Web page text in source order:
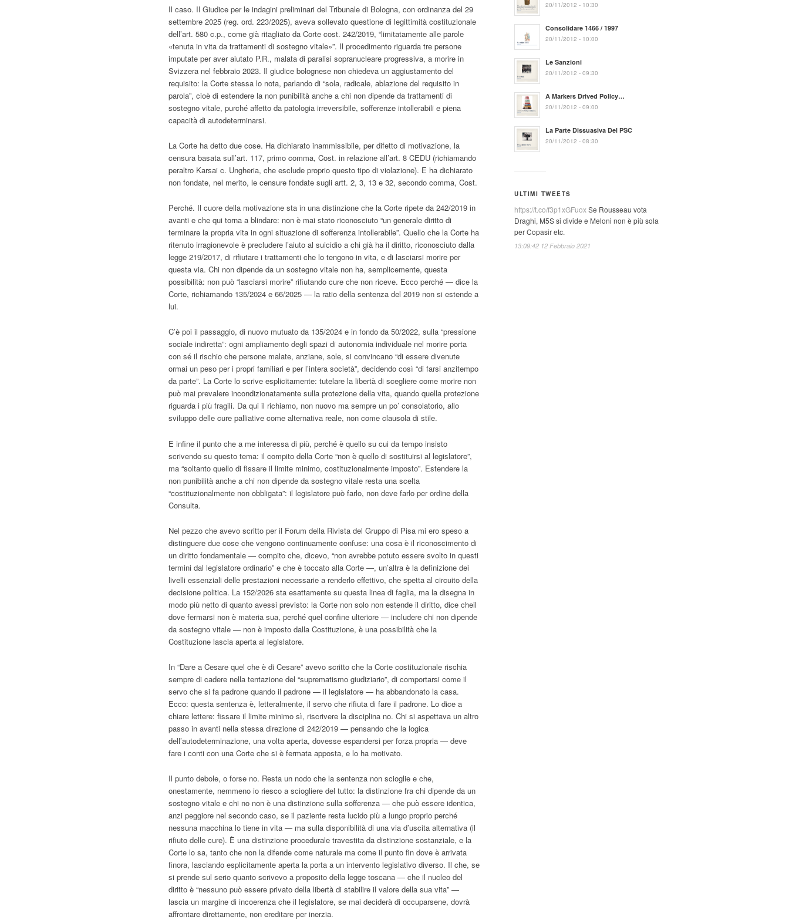
Il caso. Il Giudice per le indagini preliminari del Tribunale di Bologna, con ordinanza del 29
settembre 2025 (reg. ord. 223/2025), aveva sollevato questione di legittimità costituzionale
dell’art. 580 c.p., come già ritagliato da Corte cost. 242/2019, “limitatamente alle parole
«tenuta in vita da trattamenti di sostegno vitale»”. Il procedimento riguarda tre persone
imputate per aver aiutato P.R., malata di paralisi sopranucleare progressiva, a morire in
Svizzera nel febbraio 2023. Il giudice bolognese non chiedeva un aggiustamento del
requisito: la Corte stessa lo nota, parlando di “sola, radicale, ablazione del requisito in
parola”, cioè di estendere la non punibilità anche a chi non dipende da trattamenti di
sostegno vitale, purché affetto da patologia irreversibile, sofferenze intollerabili e piena
capacità di autodeterminarsi.
La Corte ha detto due cose. Ha dichiarato inammissibile, per difetto di motivazione, la
censura basata sull’art. 117, primo comma, Cost. in relazione all’art. 8 CEDU (richiamando
peraltro Karsai c. Ungheria, che esclude proprio questo tipo di violazione). E ha dichiarato
non fondate, nel merito, le censure fondate sugli artt. 2, 3, 13 e 32, secondo comma, Cost.
Perché. Il cuore della motivazione sta in una distinzione che la Corte ripete da 242/2019 in
avanti e che qui torna a blindare: non è mai stato riconosciuto “un generale diritto di
terminare la propria vita in ogni situazione di sofferenza intollerabile”. Quello che la Corte ha
ritenuto irragionevole è precludere l’aiuto al suicidio a chi già ha il diritto, riconosciuto dalla
legge 219/2017, di rifiutare i trattamenti che lo tengono in vita, e di lasciarsi morire per
questa via. Chi non dipende da un sostegno vitale non ha, semplicemente, questa
possibilità: non può “lasciarsi morire” rifiutando cure che non riceve. Ecco perché — dice la
Corte, richiamando 135/2024 e 66/2025 — la ratio della sentenza del 2019 non si estende a
lui.
C’è poi il passaggio, di nuovo mutuato da 135/2024 e in fondo da 50/2022, sulla “pressione
sociale indiretta”: ogni ampliamento degli spazi di autonomia individuale nel morire porta
con sé il rischio che persone malate, anziane, sole, si convincano “di essere divenute
ormai un peso per i propri familiari e per l’intera società”, decidendo così “di farsi anzitempo
da parte”. La Corte lo scrive esplicitamente: tutelare la libertà di scegliere come morire non
può mai prevalere incondizionatamente sulla protezione della vita, quando quella protezione
riguarda i più fragili. Da qui il richiamo, non nuovo ma sempre un po’ consolatorio, allo
sviluppo delle cure palliative come alternativa reale, non come clausola di stile.
E infine il punto che a me interessa di più, perché è quello su cui da tempo insisto
scrivendo su questo tema: il compito della Corte “non è quello di sostituirsi al legislatore”,
ma “soltanto quello di fissare il limite minimo, costituzionalmente imposto”. Estendere la
non punibilità anche a chi non dipende da sostegno vitale resta una scelta
“costituzionalmente non obbligata”: il legislatore può farlo, non deve farlo per ordine della
Consulta.
Nel pezzo che avevo scritto per il Forum della Rivista del Gruppo di Pisa mi ero speso a
distinguere due cose che vengono continuamente confuse: una cosa è il riconoscimento di
un diritto fondamentale — compito che, dicevo, “non avrebbe potuto essere svolto in questi
termini dal legislatore ordinario” e che è toccato alla Corte —, un’altra è la definizione dei
livelli essenziali delle prestazioni necessarie a renderlo effettivo, che spetta al circuito della
decisione politica. La 152/2026 sta esattamente su questa linea di faglia, ma la disegna in
modo più netto di quanto avessi previsto: la Corte non solo non estende il diritto, dice cheil
dove fermarsi non è materia sua, perché quel confine ulteriore — includere chi non dipende
da sostegno vitale — non è imposto dalla Costituzione, è una possibilità che la
Costituzione lascia aperta al legislatore.
In “Dare a Cesare quel che è di Cesare” avevo scritto che la Corte costituzionale rischia
sempre di cadere nella tentazione del “suprematismo giudiziario”, di comportarsi come il
servo che si fa padrone quando il padrone — il legislatore — ha abbandonato la casa.
Ecco: questa sentenza è, letteralmente, il servo che rifiuta di fare il padrone. Lo dice a
chiare lettere: fissare il limite minimo sì, riscrivere la disciplina no. Chi si aspettava un altro
passo in avanti nella stessa direzione di 242/2019 — pensando che la logica
dell’autodeterminazione, una volta aperta, dovesse espandersi per forza propria — deve
fare i conti con una Corte che si è fermata apposta, e lo ha motivato.
Il punto debole, o forse no. Resta un nodo che la sentenza non scioglie e che,
onestamente, nemmeno io riesco a sciogliere del tutto: la distinzione fra chi dipende da un
sostegno vitale e chi no non è una distinzione sulla sofferenza — che può essere identica,
anzi peggiore nel secondo caso, se il paziente resta lucido più a lungo proprio perché
nessuna macchina lo tiene in vita — ma sulla disponibilità di una via d’uscita alternativa (il
rifiuto delle cure). È una distinzione procedurale travestita da distinzione sostanziale, e la
Corte lo sa, tanto che non la difende come naturale ma come il punto fin dove è arrivata
finora, lasciando esplicitamente aperta la porta a un intervento legislativo diverso. Il che, se
si prende sul serio quanto scrivevo a proposito della legge toscana — che il nucleo del
diritto è “nessuno può essere privato della libertà di stabilire il valore della sua vita” —
lascia un margine di incoerenza che il legislatore, se mai deciderà di occuparsene, dovrà
affrontare direttamente, non ereditare per inerzia.
20/11/2012 - 10:30
Consolidare 1466 / 1997
20/11/2012 - 10:00
Le Sanzioni
20/11/2012 - 09:30
A Markers Drived Policy…
20/11/2012 - 09:00
La Parte Dissuasiva Del PSC
20/11/2012 - 08:30
ULTIMI TWEETS
https://t.co/f3p1xGFuoxSe Rousseau vota
Draghi, M5S si divide e Meloni non è più sola
per Copasir etc.
13:09:42 12 Febbraio 2021